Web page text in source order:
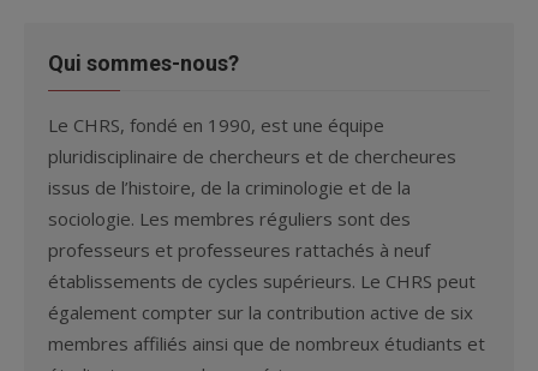
Qui sommes-nous?
Le CHRS, fondé en 1990, est une équipe
pluridisciplinaire de chercheurs et de chercheures
issus de l’histoire, de la criminologie et de la
sociologie. Les membres réguliers sont des
professeurs et professeures rattachés à neuf
établissements de cycles supérieurs. Le CHRS peut
également compter sur la contribution active de six
membres affiliés ainsi que de nombreux étudiants et